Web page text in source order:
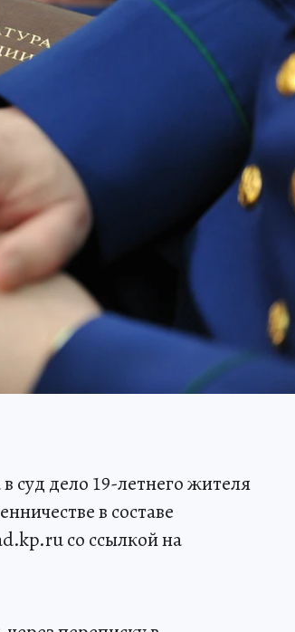
суд дело 19-летнего жителя
в составе
со ссылкой на